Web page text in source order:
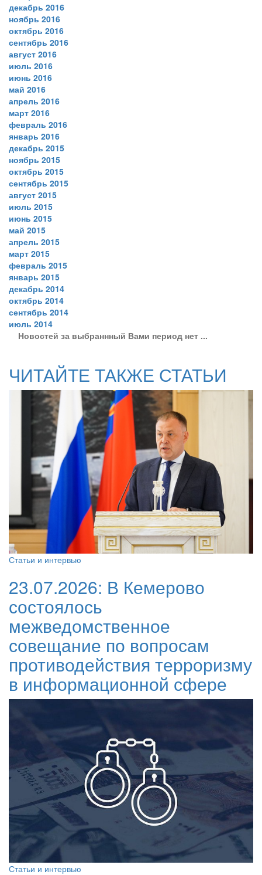
декабрь 2016
ноябрь 2016
октябрь 2016
сентябрь 2016
август 2016
июль 2016
июнь 2016
май 2016
апрель 2016
март 2016
февраль 2016
январь 2016
декабрь 2015
ноябрь 2015
октябрь 2015
сентябрь 2015
август 2015
июль 2015
июнь 2015
май 2015
апрель 2015
март 2015
февраль 2015
январь 2015
декабрь 2014
октябрь 2014
сентябрь 2014
июль 2014
Новостей за выбраннный Вами период нет ...
ЧИТАЙТЕ ТАКЖЕ СТАТЬИ
Статьи и интервью
23.07.2026: В Кемерово
состоялось
межведомственное
совещание по вопросам
противодействия терроризму
в информационной сфере
Статьи и интервью